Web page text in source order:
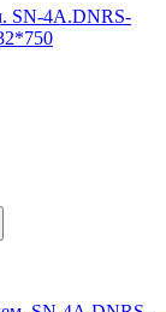
SN-4A.DNRS-